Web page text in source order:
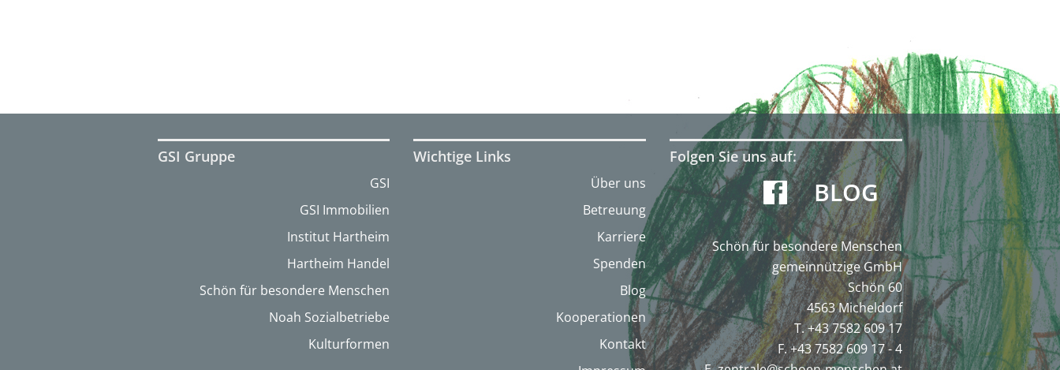
GSI Gruppe
GSI
GSI Immobilien
Institut Hartheim
Hartheim Handel
Schön für besondere Menschen
Noah Sozialbetriebe
Kulturformen
Wichtige Links
Über uns
Betreuung
Karriere
Spenden
Blog
Kooperationen
Kontakt
Folgen Sie uns auf:
BLOG
Schön für besondere Menschen
gemeinnützige GmbH
Schön 60
4563 Micheldorf
T. +43 7582 609 17
F. +43 7582 609 17 - 4